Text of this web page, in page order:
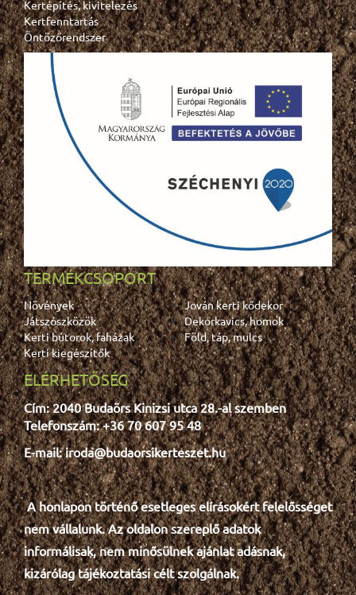
Kertépítés, kivitelezés
Kertfenntartás
Öntözőrendszer
TERMÉKCSOPORT
Növények
Jován kerti kődekor
Játszószközök
Dekorkavics, homok
Kerti bútorok, faházak
Föld, táp, mulcs
Kerti kiegészítők
ELÉRHETŐSÉG
Cím: 2040 Budaörs Kinizsi utca 28.-al szemben
Telefonszám: +36 70 607 95 48
E-mail: iroda@budaorsikerteszet.hu
A honlapon történő esetleges elírásokért felelősséget
nem vállalunk. Az oldalon szereplő adatok
informálisak, nem minősülnek ajánlat adásnak,
kizárólag tájékoztatási célt szolgálnak.